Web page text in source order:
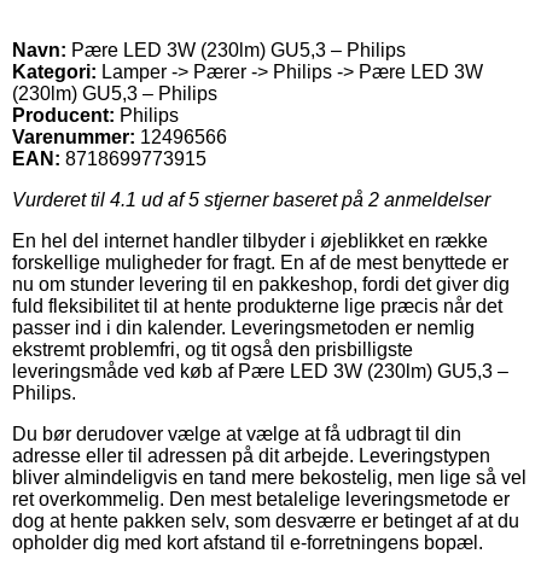
Navn: Pære LED 3W (230lm) GU5,3 – Philips
Kategori: Lamper -> Pærer -> Philips -> Pære LED 3W
(230lm) GU5,3 – Philips
Producent: Philips
Varenummer: 12496566
EAN: 8718699773915
Vurderet til 4.1 ud af 5 stjerner baseret på 2 anmeldelser
En hel del internet handler tilbyder i øjeblikket en række
forskellige muligheder for fragt. En af de mest benyttede er
nu om stunder levering til en pakkeshop, fordi det giver dig
fuld fleksibilitet til at hente produkterne lige præcis når det
passer ind i din kalender. Leveringsmetoden er nemlig
ekstremt problemfri, og tit også den prisbilligste
leveringsmåde ved køb af Pære LED 3W (230lm) GU5,3 –
Philips.
Du bør derudover vælge at vælge at få udbragt til din
adresse eller til adressen på dit arbejde. Leveringstypen
bliver almindeligvis en tand mere bekostelig, men lige så vel
ret overkommelig. Den mest betalelige leveringsmetode er
dog at hente pakken selv, som desværre er betinget af at du
opholder dig med kort afstand til e-forretningens bopæl.